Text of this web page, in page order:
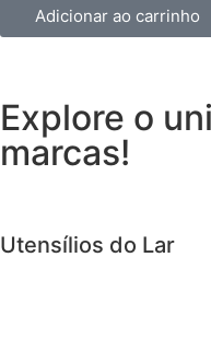
Adicionar ao carrinho
Explore o
marcas!
Utensílios do Lar